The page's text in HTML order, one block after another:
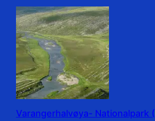
Varangerhalvøya- Nationalpark